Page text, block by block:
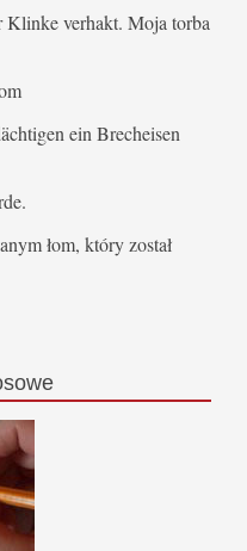
Klinke verhakt. Moja torba
ein Brecheisen
łom, który został